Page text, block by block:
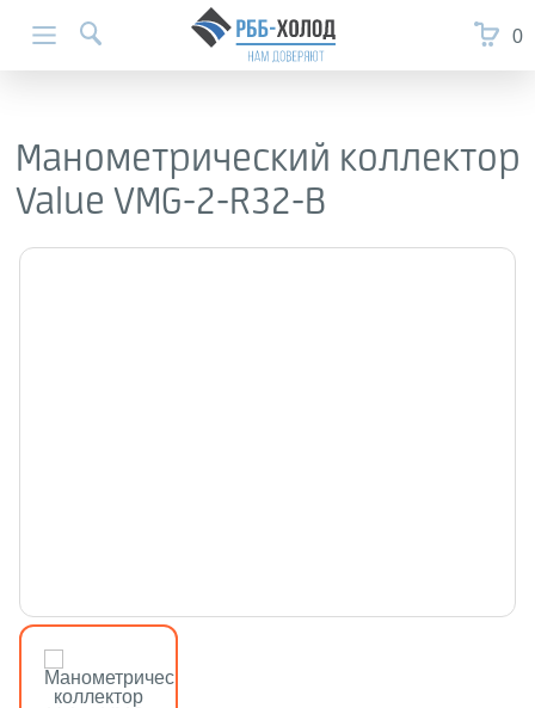
0
Манометрический коллектор
Value VMG-2-R32-B